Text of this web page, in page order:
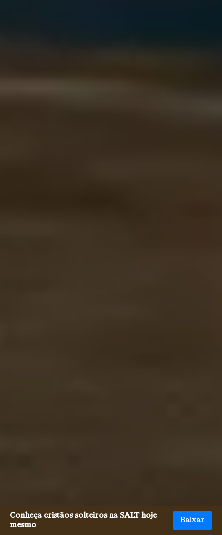
Conheça cristãos solteiros na SALT hoje
mesmo
Baixar